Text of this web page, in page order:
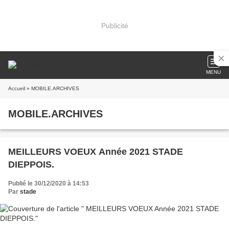
Publicité
MENU
Accueil » MOBILE.ARCHIVES
MOBILE.ARCHIVES
MEILLEURS VOEUX Année 2021 STADE
DIEPPOIS.
Publié le 30/12/2020 à 14:53
Par stade